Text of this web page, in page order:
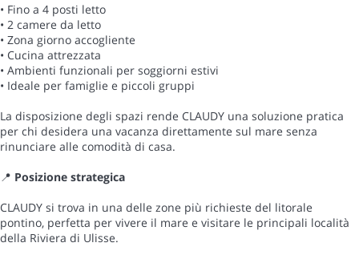
• Fino a 4 posti letto
• 2 camere da letto
• Zona giorno accogliente
• Cucina attrezzata
• Ambienti funzionali per soggiorni estivi
• Ideale per famiglie e piccoli gruppi
La disposizione degli spazi rende CLAUDY una soluzione pratica
per chi desidera una vacanza direttamente sul mare senza
rinunciare alle comodità di casa.
📍 Posizione strategica
CLAUDY si trova in una delle zone più richieste del litorale
pontino, perfetta per vivere il mare e visitare le principali località
della Riviera di Ulisse.